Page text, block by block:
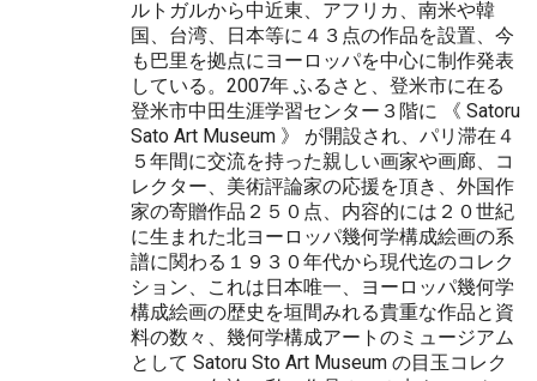
ルトガルから中近東、アフリカ、南米や韓
国、台湾、日本等に４３点の作品を設置、今
も巴里を拠点にヨーロッパを中心に制作発表
している。2007年 ふるさと、登米市に在る
登米市中田生涯学習センター３階に 《 Satoru
Sato Art Museum 》 が開設され、パリ滞在４
５年間に交流を持った親しい画家や画廊、コ
レクター、美術評論家の応援を頂き、外国作
家の寄贈作品２５０点、内容的には２０世紀
に生まれた北ヨーロッパ幾何学構成絵画の系
譜に関わる１９３０年代から現代迄のコレク
ション、これは日本唯一、ヨーロッパ幾何学
構成絵画の歴史を垣間みれる貴重な作品と資
料の数々、幾何学構成アートのミュージアム
として Satoru Sto Art Museum の目玉コレク